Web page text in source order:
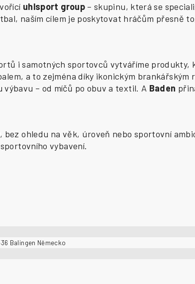
uhlsport group– skupinu, která se
naším cílem je poskytovat hráčům přesně
i samotných sportovců vytváříme produkty,
a to zejména díky ikonickým
výbavu – od míčů po obuv a textil. A Baden
, bez ohledu na věk, úroveň nebo sportovní
vybavení.
Balingen Německo